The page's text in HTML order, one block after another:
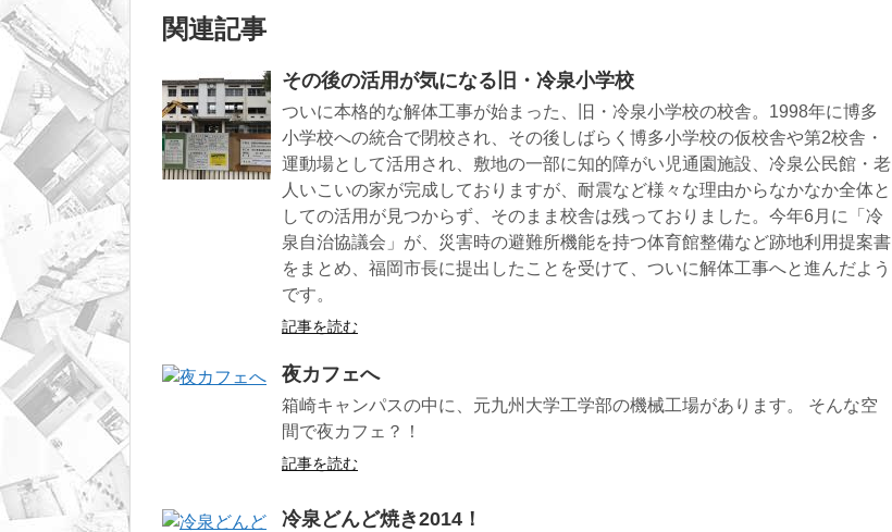
関連記事
その後の活用が気になる旧・冷泉小学校
ついに本格的な解体工事が始まった、旧・冷泉小学校の校舎。1998年に博多
小学校への統合で閉校され、その後しばらく博多小学校の仮校舎や第2校舎・
運動場として活用され、敷地の一部に知的障がい児通園施設、冷泉公民館・老
人いこいの家が完成しておりますが、耐震など様々な理由からなかなか全体と
しての活用が見つからず、そのまま校舎は残っておりました。今年6月に「冷
泉自治協議会」が、災害時の避難所機能を持つ体育館整備など跡地利用提案書
をまとめ、福岡市長に提出したことを受けて、ついに解体工事へと進んだよう
です。
記事を読む
夜カフェへ
箱崎キャンパスの中に、元九州大学工学部の機械工場があります。 そんな空
間で夜カフェ？！
記事を読む
冷泉どんど焼き2014！